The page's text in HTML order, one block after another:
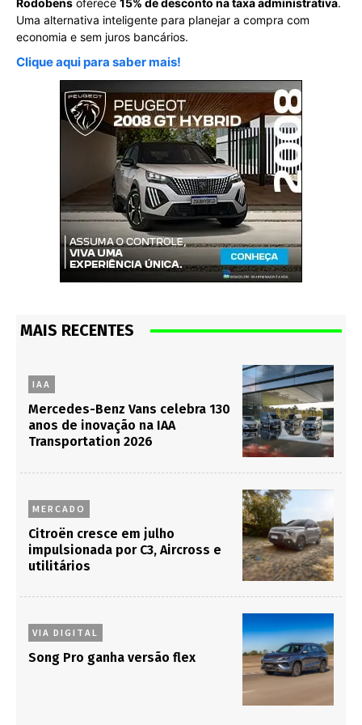
Rodobens oferece 15% de desconto na taxa administrativa.
Uma alternativa inteligente para planejar a compra com
economia e sem juros bancários.
Clique aqui para saber mais!
MAIS RECENTES
IAA
Mercedes-Benz Vans celebra 130
anos de inovação na IAA
Transportation 2026
MERCADO
Citroën cresce em julho
impulsionada por C3, Aircross e
utilitários
VIA DIGITAL
Song Pro ganha versão flex